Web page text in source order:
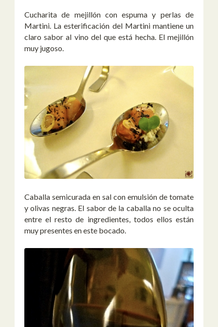
Cucharita de mejillón con espuma y perlas de
Martini. La esterificación del Martini mantiene un
claro sabor al vino del que está hecha. El mejillón
muy jugoso.
Caballa semicurada en sal con emulsión de tomate
y olivas negras. El sabor de la caballa no se oculta
entre el resto de ingredientes, todos ellos están
muy presentes en este bocado.